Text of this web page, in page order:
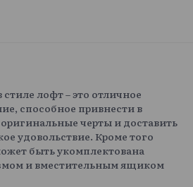
лофт – это отличное
способное привнести в
черты и доставить
удовольствие. Кроме того
быть укомплектована
и вместительным ящиком